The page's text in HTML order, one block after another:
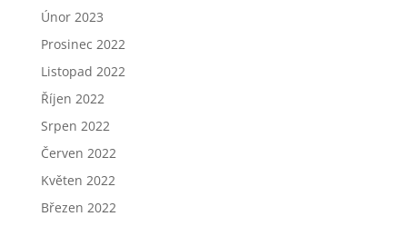
Únor 2023
Prosinec 2022
Listopad 2022
Říjen 2022
Srpen 2022
Červen 2022
Květen 2022
Březen 2022